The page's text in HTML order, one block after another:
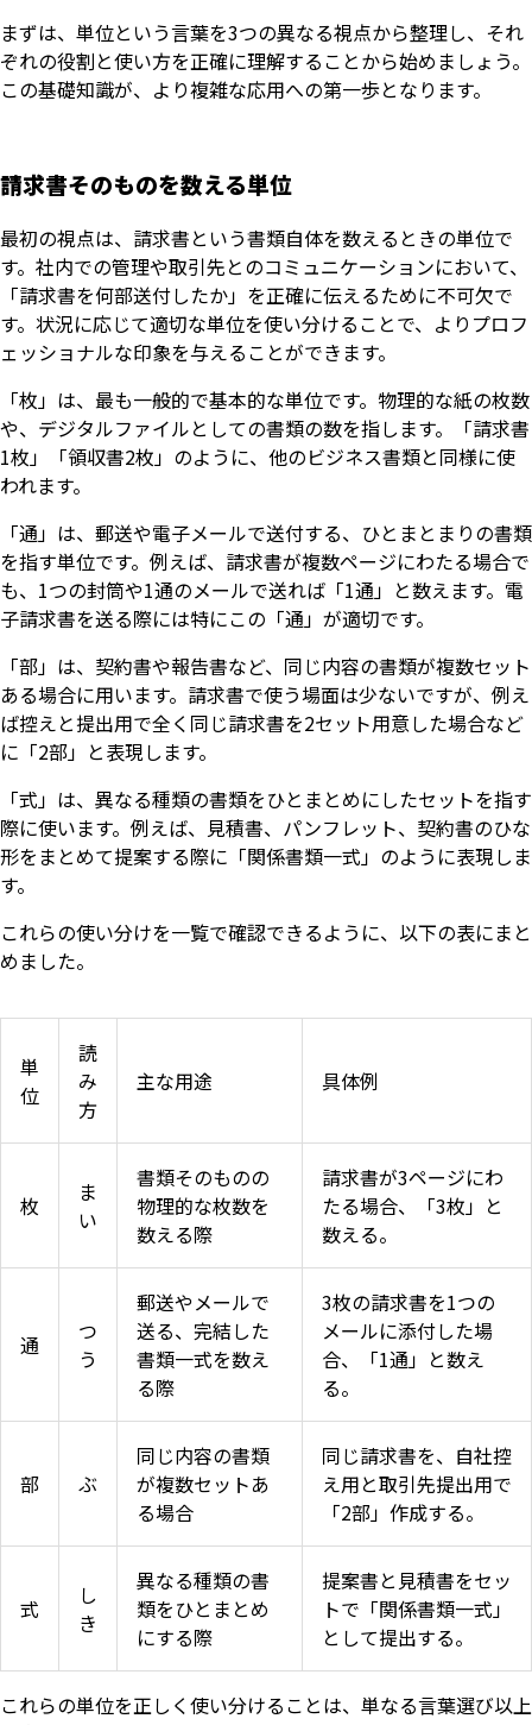
まずは、単位という言葉を3つの異なる視点から整理し、それ
ぞれの役割と使い方を正確に理解することから始めましょう。
この基礎知識が、より複雑な応用への第一歩となります。
請求書そのものを数える単位
最初の視点は、請求書という書類自体を数えるときの単位で
す。社内での管理や取引先とのコミュニケーションにおいて、
「請求書を何部送付したか」を正確に伝えるために不可欠で
す。状況に応じて適切な単位を使い分けることで、よりプロフ
ェッショナルな印象を与えることができます。
「枚」は、最も一般的で基本的な単位です。物理的な紙の枚数
や、デジタルファイルとしての書類の数を指します。「請求書
1枚」「領収書2枚」のように、他のビジネス書類と同様に使
われます。
「通」は、郵送や電子メールで送付する、ひとまとまりの書類
を指す単位です。例えば、請求書が複数ページにわたる場合で
も、1つの封筒や1通のメールで送れば「1通」と数えます。電
子請求書を送る際には特にこの「通」が適切です。
「部」は、契約書や報告書など、同じ内容の書類が複数セット
ある場合に用います。請求書で使う場面は少ないですが、例え
ば控えと提出用で全く同じ請求書を2セット用意した場合など
に「2部」と表現します。
「式」は、異なる種類の書類をひとまとめにしたセットを指す
際に使います。例えば、見積書、パンフレット、契約書のひな
形をまとめて提案する際に「関係書類一式」のように表現しま
す。
これらの使い分けを一覧で確認できるように、以下の表にまと
めました。
単
位
読
み
方
主な用途 具体例
枚
ま
い
書類そのものの
物理的な枚数を
数える際
請求書が3ページにわ
たる場合、「3枚」と
数える。
通
つ
う
郵送やメールで
送る、完結した
書類一式を数え
る際
3枚の請求書を1つの
メールに添付した場
合、「1通」と数え
る。
部 ぶ
同じ内容の書類
が複数セットあ
る場合
同じ請求書を、自社控
え用と取引先提出用で
「2部」作成する。
式
し
き
異なる種類の書
類をひとまとめ
にする際
提案書と見積書をセッ
トで「関係書類一式」
として提出する。
これらの単位を正しく使い分けることは、単なる言葉選び以上